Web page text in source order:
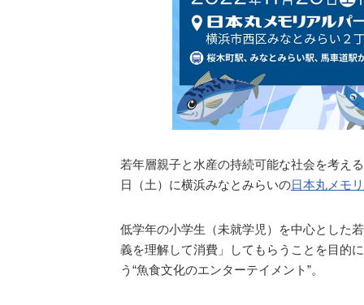
若年層親子と水産の持続可能な社会を考え
日（土）に横浜みなとみらいの日本丸メモ
低学年の小学生（未就学児）を中心とした
義を理解して消費」してもらうことを目的
う“魚食文化のエンターテイメント”。